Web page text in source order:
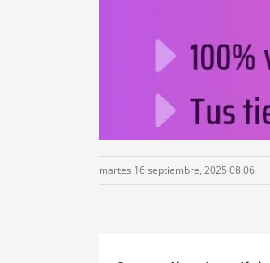
martes 16 septiembre, 2025 08:06